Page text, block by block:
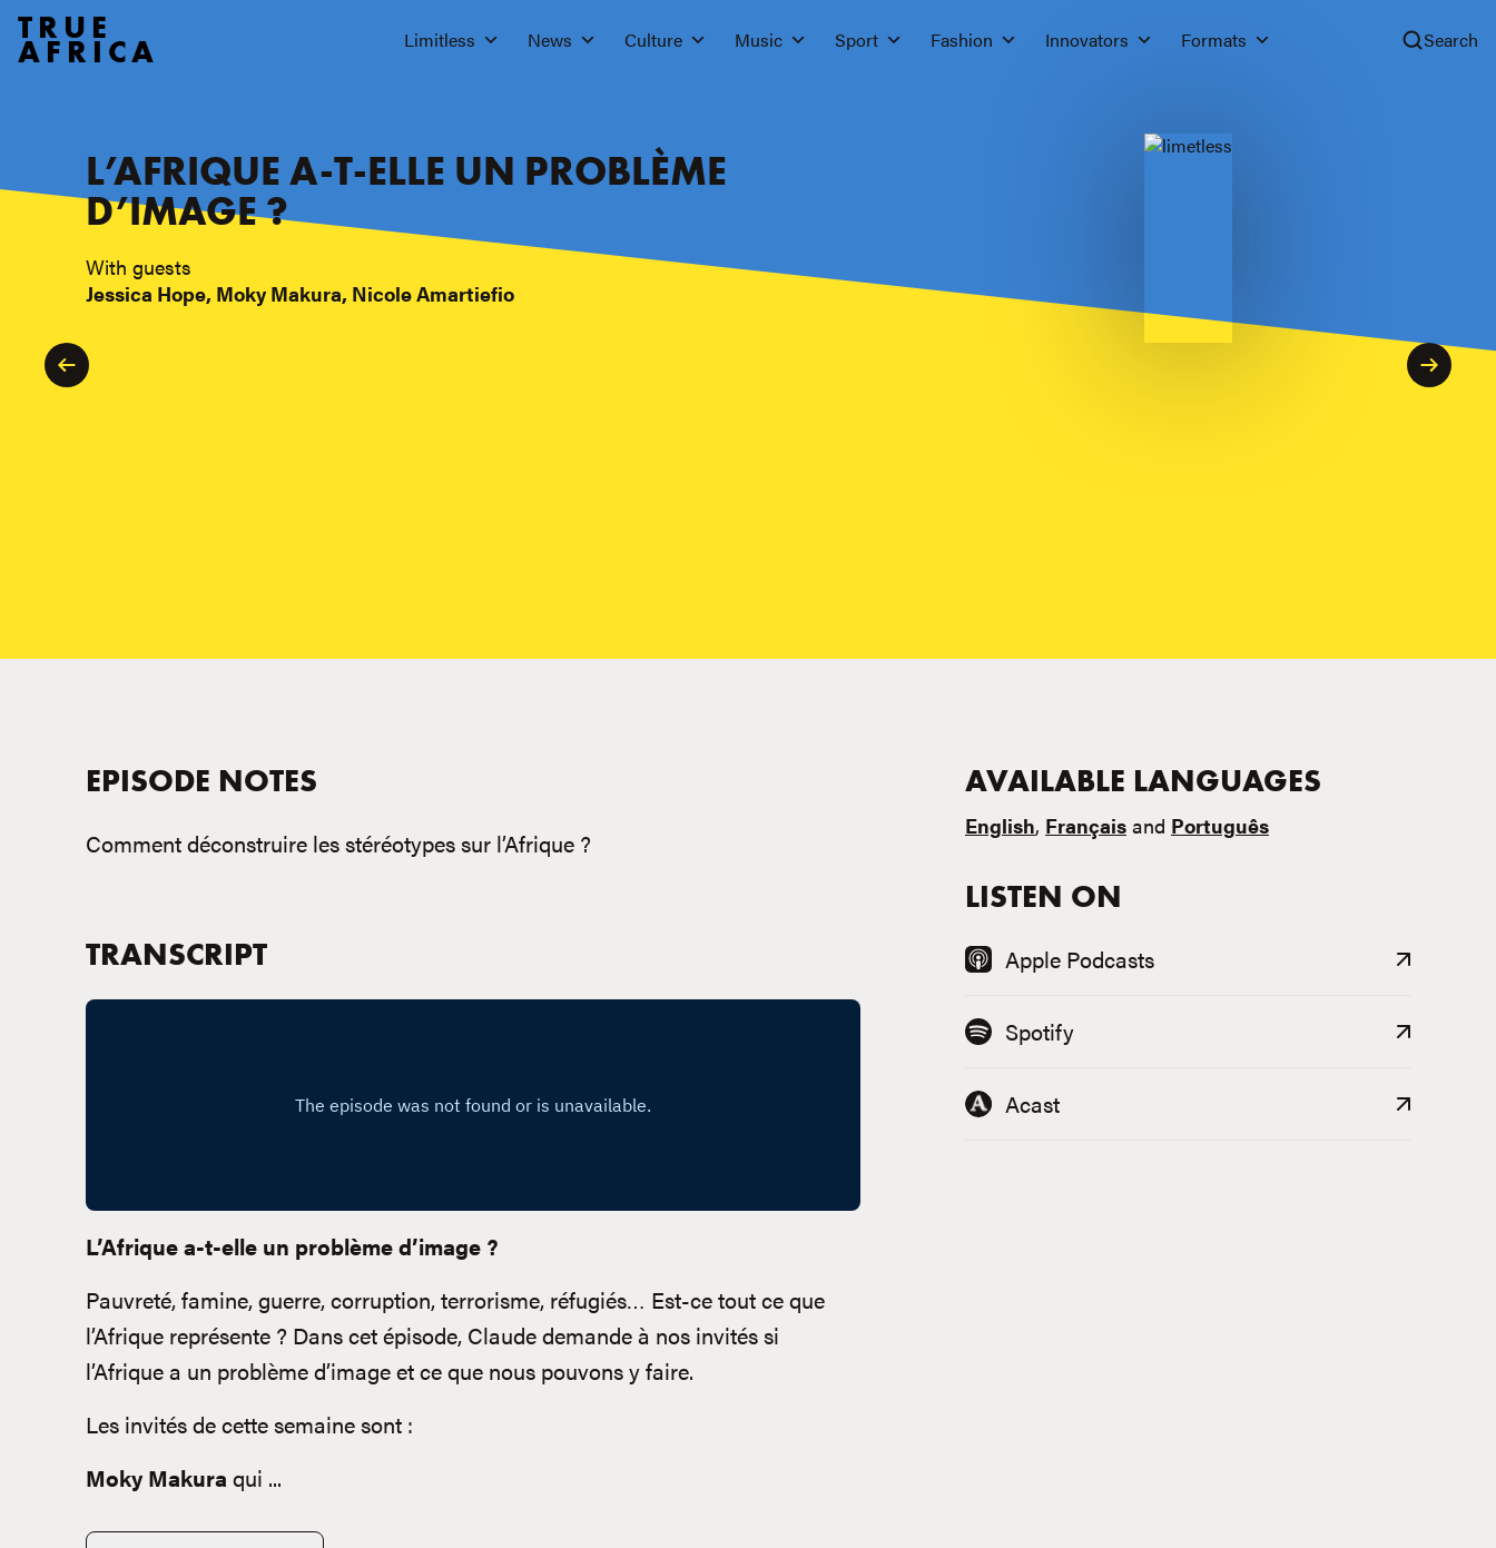
TRUE
AFRICA Limitless News Culture Music Sport Fashion Innovators Formats Search
L’AFRIQUE A-T-ELLE UN PROBLÈME
D’IMAGE ?
With guests
Jessica Hope, Moky Makura, Nicole Amartiefio
EPISODE NOTES
Comment déconstruire les stéréotypes sur l’Afrique ?
TRANSCRIPT
L’Afrique a-t-elle un problème d’image ?
Pauvreté, famine, guerre, corruption, terrorisme, réfugiés… Est-ce tout ce que
l’Afrique représente ? Dans cet épisode, Claude demande à nos invités si
l’Afrique a un problème d’image et ce que nous pouvons y faire.
Les invités de cette semaine sont :
Moky Makura qui ...
AVAILABLE LANGUAGES
English, Français and Português
LISTEN ON
Apple Podcasts
Spotify
Acast